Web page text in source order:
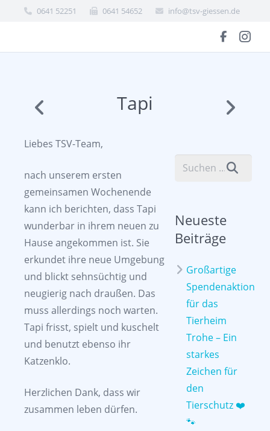
0641 52251 0641 54652 info@tsv-giessen.de
Tapi
Liebes TSV-Team,
nach unserem ersten
gemeinsamen Wochenende
kann ich berichten, dass Tapi
wunderbar in ihrem neuen zu
Hause angekommen ist. Sie
erkundet ihre neue Umgebung
und blickt sehnsüchtig und
neugierig nach draußen. Das
muss allerdings noch warten.
Tapi frisst, spielt und kuschelt
und benutzt ebenso ihr
Katzenklo.
Herzlichen Dank, dass wir
zusammen leben dürfen.
Neueste
Beiträge
Großartige
Spendenaktion
für das
Tierheim
Trohe – Ein
starkes
Zeichen für
den
Tierschutz ❤️
🐾